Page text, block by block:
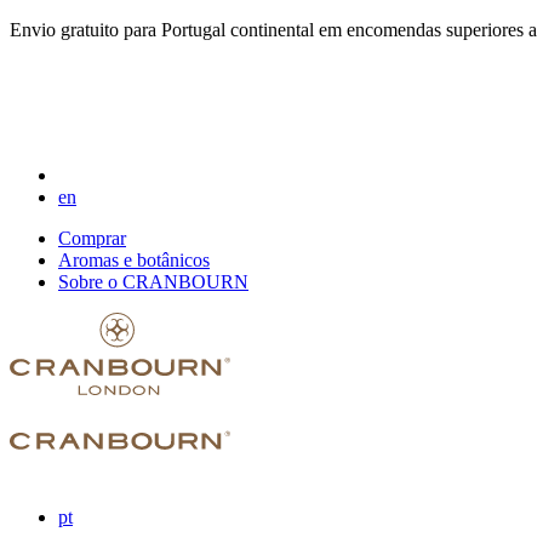
Envio gratuito para Portugal continental em encomendas superiores a
en
Comprar
Aromas e botânicos
Sobre o CRANBOURN
pt